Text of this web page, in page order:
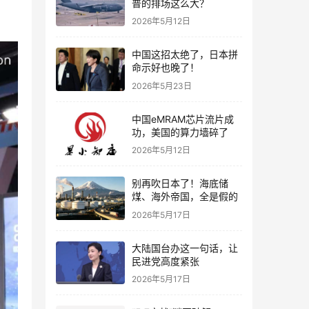
普的排场这么大？
2026年5月12日
中国这招太绝了，日本拼
命示好也晚了！
2026年5月23日
中国eMRAM芯片流片成
功，美国的算力墙碎了
2026年5月12日
别再吹日本了！海底储
煤、海外帝国，全是假的
2026年5月17日
大陆国台办这一句话，让
民进党高度紧张
2026年5月17日